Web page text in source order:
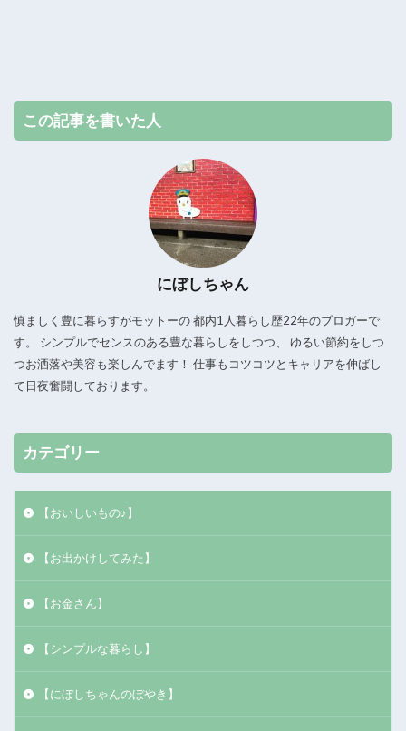
この記事を書いた人
にぼしちゃん
慎ましく豊に暮らすがモットーの 都内1人暮らし歴22年のブロガーで
す。 シンプルでセンスのある豊な暮らしをしつつ、 ゆるい節約をしつ
つお洒落や美容も楽しんでます！ 仕事もコツコツとキャリアを伸ばし
て日夜奮闘しております。
カテゴリー
【おいしいもの♪】
【お出かけしてみた】
【お金さん】
【シンプルな暮らし】
【にぼしちゃんのぼやき】